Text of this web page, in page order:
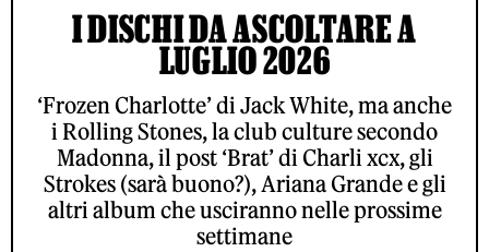
I DISCHI DA ASCOLTARE A
LUGLIO 2026
‘Frozen Charlotte’ di Jack White, ma anche
i Rolling Stones, la club culture secondo
Madonna, il post ‘Brat’ di Charli xcx, gli
Strokes (sarà buono?), Ariana Grande e gli
altri album che usciranno nelle prossime
settimane